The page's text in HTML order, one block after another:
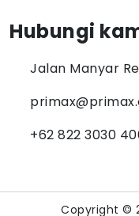
Hubungi
Jalan Manyar
+62 822 3030
Copyright ©